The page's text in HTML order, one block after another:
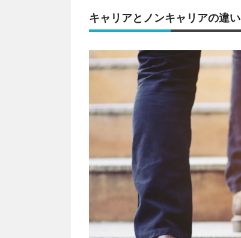
キャリアとノンキャリアの違い